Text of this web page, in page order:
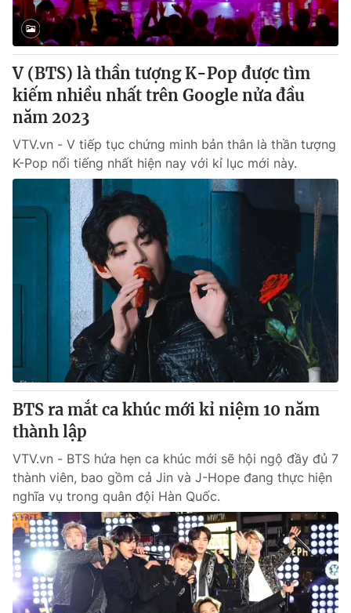
V (BTS) là thần tượng K-Pop được tìm
kiếm nhiều nhất trên Google nửa đầu
năm 2023
VTV.vn - V tiếp tục chứng minh bản thân là thần tượng
K-Pop nổi tiếng nhất hiện nay với kỉ lục mới này.
BTS ra mắt ca khúc mới kỉ niệm 10 năm
thành lập
VTV.vn - BTS hứa hẹn ca khúc mới sẽ hội ngộ đầy đủ 7
thành viên, bao gồm cả Jin và J-Hope đang thực hiện
nghĩa vụ trong quân đội Hàn Quốc.